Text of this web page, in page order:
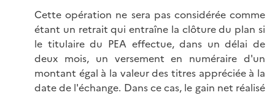
Cette opération ne sera pas considérée comme
étant un retrait qui entraîne la clôture du plan si
le titulaire du PEA effectue, dans un délai de
deux mois, un versement en numéraire d'un
montant égal à la valeur des titres appréciée à la
date de l'échange. Dans ce cas, le gain net réalisé